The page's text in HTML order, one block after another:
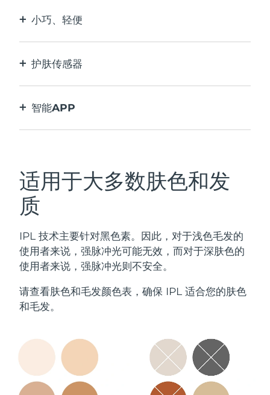
小巧、轻便
护肤传感器
智能APP
适用于大多数肤色和发
质
IPL 技术主要针对黑色素。因此，对于浅色毛发的
使用者来说，强脉冲光可能无效，而对于深肤色的
使用者来说，强脉冲光则不安全。
请查看肤色和毛发颜色表，确保 IPL 适合您的肤色
和毛发。